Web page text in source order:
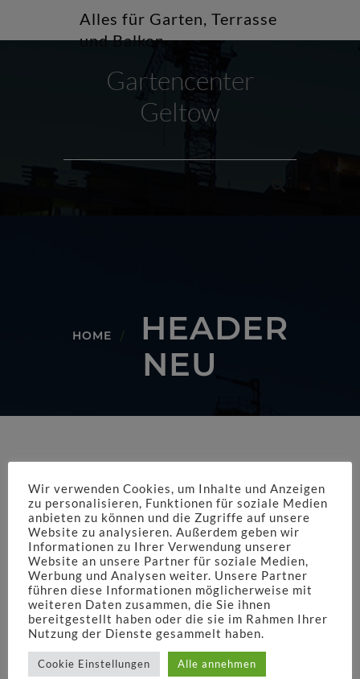
Alles für Garten, Terrasse
und Balkon
Gartencenter
Geltow
HOME
HEADER
NEU
Wir verwenden Cookies, um Inhalte und Anzeigen
zu personalisieren, Funktionen für soziale Medien
anbieten zu können und die Zugriffe auf unsere
Website zu analysieren. Außerdem geben wir
Informationen zu Ihrer Verwendung unserer
Website an unsere Partner für soziale Medien,
Werbung und Analysen weiter. Unsere Partner
führen diese Informationen möglicherweise mit
weiteren Daten zusammen, die Sie ihnen
bereitgestellt haben oder die sie im Rahmen Ihrer
Nutzung der Dienste gesammelt haben.
Cookie Einstellungen Alle annehmen